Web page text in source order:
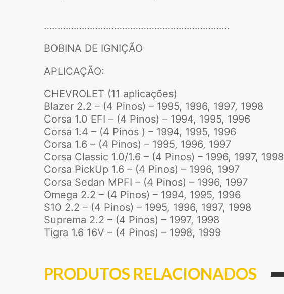
……………………………………………………………
BOBINA DE IGNIÇÃO
APLICAÇÃO:
CHEVROLET (11 aplicações)
Blazer 2.2 – (4 Pinos) – 1995, 1996, 1997, 1998
Corsa 1.0 EFI – (4 Pinos) – 1994, 1995, 1996
Corsa 1.4 – (4 Pinos ) – 1994, 1995, 1996
Corsa 1.6 – (4 Pinos) – 1995, 1996, 1997
Corsa Classic 1.0/1.6 – (4 Pinos) – 1996, 1997, 1998
Corsa PickUp 1.6 – (4 Pinos) – 1996, 1997
Corsa Sedan MPFI – (4 Pinos) – 1996, 1997
Omega 2.2 – (4 Pinos) – 1994, 1995, 1996
S10 2.2 – (4 Pinos) – 1995, 1996, 1997, 1998
Suprema 2.2 – (4 Pinos) – 1997, 1998
Tigra 1.6 16V – (4 Pinos) – 1998, 1999
PRODUTOS RELACIONADOS